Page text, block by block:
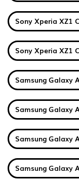
Sony Xperia XZ1
Sony Xperia XZ1
Samsung Galaxy
Samsung Galaxy
Samsung Galaxy
Samsung Galaxy